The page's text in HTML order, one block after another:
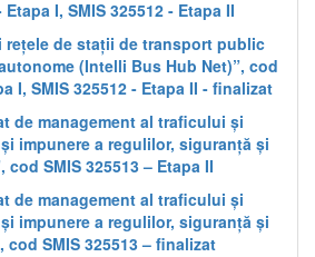
Etapa I, SMIS 325512 - Etapa II
rețele de stații de transport public
(Intelli Bus Hub Net)”, cod
I, SMIS 325512 - Etapa II - finalizat
de management al traficului și
impunere a regulilor, siguranță și
cod SMIS 325513 – Etapa II
de management al traficului și
impunere a regulilor, siguranță și
cod SMIS 325513 – finalizat